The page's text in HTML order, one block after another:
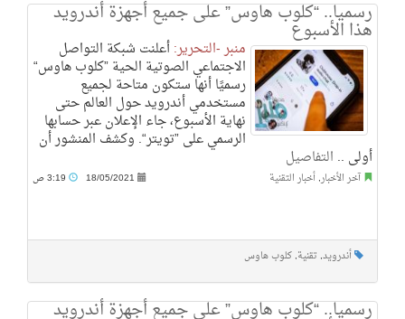
رسميا.. “كلوب هاوس” على جميع أجهزة أندرويد
هذا الأسبوع
منبر -التحرير:أعلنت شبكة التواصل
الاجتماعي الصوتية الحية ”كلوب هاوس“
رسميًا أنها ستكون متاحة لجميع
مستخدمي أندرويد حول العالم حتى
نهاية الأسبوع، جاء الإعلان عبر حسابها
الرسمي على ”تويتر“. وكشف المنشور أن
أولى .. التفاصيل
آخر الأخبار, أخبار التقنية 18/05/2021
أندرويد, تقنية, كلوب هاوس
رسميا.. “كلوب هاوس” على جميع أجهزة أندرويد